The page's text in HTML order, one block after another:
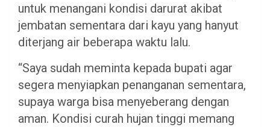
untuk menangani kondisi darurat akibat
jembatan sementara dari kayu yang hanyut
diterjang air beberapa waktu lalu.
“Saya sudah meminta kepada bupati agar
segera menyiapkan penanganan sementara,
supaya warga bisa menyeberang dengan
aman. Kondisi curah hujan tinggi memang